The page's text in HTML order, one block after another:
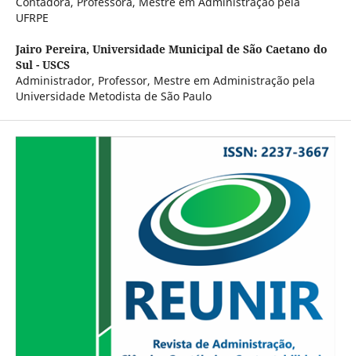
UFRPE
Jairo Pereira, Universidade Municipal de São Caetano do
Sul - USCS
Administrador, Professor, Mestre em Administração pela
Universidade Metodista de São Paulo